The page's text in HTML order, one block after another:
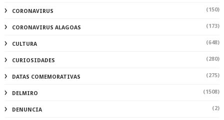
CORONAVIRUS (150)
CORONAVIRUS ALAGOAS (173)
CULTURA (648)
CURIOSIDADES (280)
DATAS COMEMORATIVAS (275)
DELMIRO (1508)
DENUNCIA (2)